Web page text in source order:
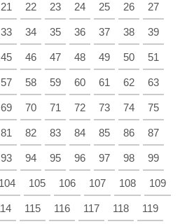
21 22 23 24 25 26 27
33 34 35 36 37 38 39
45 46 47 48 49 50 51
57 58 59 60 61 62 63
69 70 71 72 73 74 75
81 82 83 84 85 86 87
93 94 95 96 97 98 99
104 105 106 107 108 109
115 116 117 118 119